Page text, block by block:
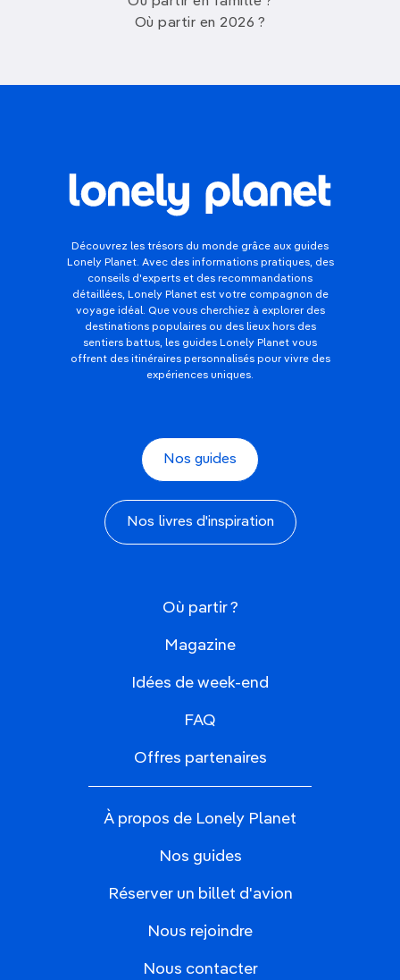
Où partir en 2026 ?
Découvrez les trésors du monde grâce aux guides
Lonely Planet. Avec des informations pratiques, des
conseils d'experts et des recommandations
détaillées, Lonely Planet est votre compagnon de
voyage idéal. Que vous cherchiez à explorer des
destinations populaires ou des lieux hors des
sentiers battus, les guides Lonely Planet vous
offrent des itinéraires personnalisés pour vivre des
expériences uniques.
Nos guides
Nos livres d'inspiration
Où partir ?
Magazine
Idées de week-end
FAQ
Offres partenaires
À propos de Lonely Planet
Nos guides
Réserver un billet d'avion
Nous rejoindre
Nous contacter